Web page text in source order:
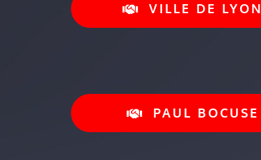
VILLE DE LYON
PAUL BOCUSE